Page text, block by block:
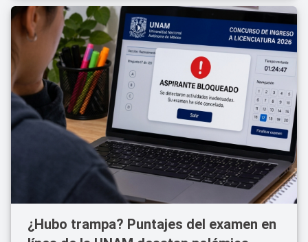
¿Hubo trampa? Puntajes del examen en